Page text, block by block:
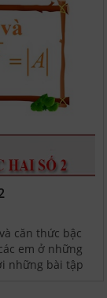
căn thức bậc
em ở những
những bài tập